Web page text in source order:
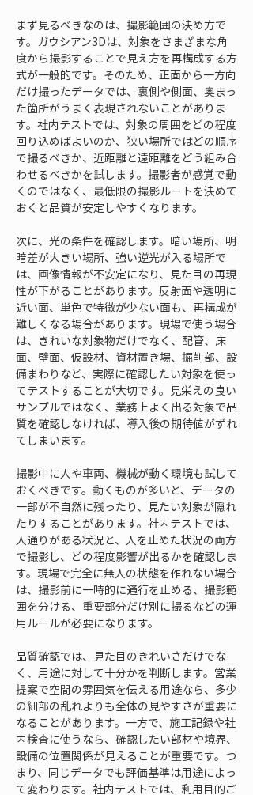
まず見るべきなのは、撮影範囲の決め方で
す。ガウシアン3Dは、対象をさまざまな角
度から撮影することで見え方を再構成する方
式が一般的です。そのため、正面から一方向
だけ撮ったデータでは、裏側や側面、奥まっ
た箇所がうまく表現されないことがありま
す。社内テストでは、対象の周囲をどの程度
回り込めばよいのか、狭い場所ではどの順序
で撮るべきか、近距離と遠距離をどう組み合
わせるべきかを試します。撮影者が感覚で動
くのではなく、最低限の撮影ルートを決めて
おくと品質が安定しやすくなります。
次に、光の条件を確認します。暗い場所、明
暗差が大きい場所、強い逆光が入る場所で
は、画像情報が不安定になり、見た目の再現
性が下がることがあります。反射面や透明に
近い面、単色で特徴が少ない面も、再構成が
難しくなる場合があります。現場で使う場合
は、きれいな対象物だけでなく、配管、床
面、壁面、仮設材、資材置き場、掘削部、設
備まわりなど、実際に確認したい対象を使っ
てテストすることが大切です。見栄えの良い
サンプルではなく、業務上よく出る対象で品
質を確認しなければ、導入後の期待値がずれ
てしまいます。
撮影中に人や車両、機械が動く環境も試して
おくべきです。動くものが多いと、データの
一部が不自然に残ったり、見たい対象が隠れ
たりすることがあります。社内テストでは、
人通りがある状況と、人を止めた状況の両方
で撮影し、どの程度影響が出るかを確認しま
す。現場で完全に無人の状態を作れない場合
は、撮影前に一時的に通行を止める、撮影範
囲を分ける、重要部分だけ別に撮るなどの運
用ルールが必要になります。
品質確認では、見た目のきれいさだけでな
く、用途に対して十分かを判断します。営業
提案で空間の雰囲気を伝える用途なら、多少
の細部の乱れよりも全体の見やすさが重要に
なることがあります。一方で、施工記録や社
内検査に使うなら、確認したい部材や境界、
設備の位置関係が見えることが重要です。つ
まり、同じデータでも評価基準は用途によっ
て変わります。社内テストでは、利用目的ご